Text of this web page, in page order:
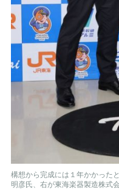
構想から完成には１年かかった
明彦氏、右が東海楽器製造株式